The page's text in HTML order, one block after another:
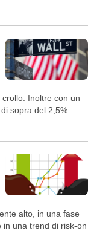
Inoltre con un
sopra del 2,5%
alto, in una fase
una trend di risk-on